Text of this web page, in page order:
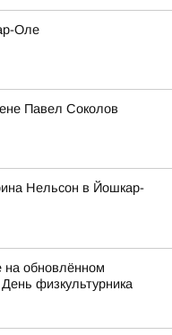
Оле
Павел Соколов
Нельсон в Йошкар-
на обновлённом
физкультурника